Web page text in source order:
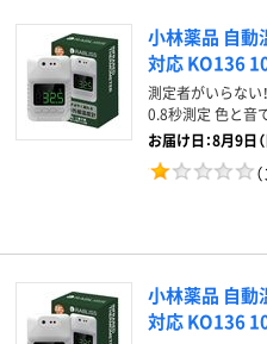
小林薬品 自動
対応 KO136
測定者がいらない
0.8秒測定 色と音
お届け日：8月9日（
（
小林薬品 自動
対応 KO136